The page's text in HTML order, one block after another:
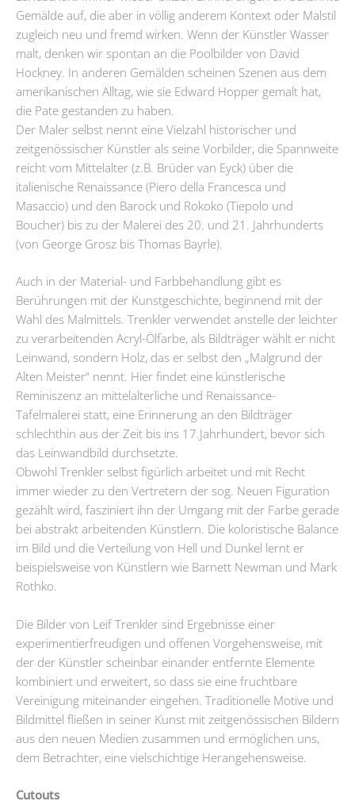
Gemälde auf, die aber in völlig anderem Kontext oder Malstil
zugleich neu und fremd wirken. Wenn der Künstler Wasser
malt, denken wir spontan an die Poolbilder von David
Hockney. In anderen Gemälden scheinen Szenen aus dem
amerikanischen Alltag, wie sie Edward Hopper gemalt hat,
die Pate gestanden zu haben.
Der Maler selbst nennt eine Vielzahl historischer und
zeitgenössischer Künstler als seine Vorbilder, die Spannweite
reicht vom Mittelalter (z.B. Brüder van Eyck) über die
italienische Renaissance (Piero della Francesca und
Masaccio) und den Barock und Rokoko (Tiepolo und
Boucher) bis zu der Malerei des 20. und 21. Jahrhunderts
(von George Grosz bis Thomas Bayrle).
Auch in der Material- und Farbbehandlung gibt es
Berührungen mit der Kunstgeschichte, beginnend mit der
Wahl des Malmittels. Trenkler verwendet anstelle der leichter
zu verarbeitenden Acryl-Ölfarbe, als Bildträger wählt er nicht
Leinwand, sondern Holz, das er selbst den „Malgrund der
Alten Meister“ nennt. Hier findet eine künstlerische
Reminiszenz an mittelalterliche und Renaissance-
Tafelmalerei statt, eine Erinnerung an den Bildträger
schlechthin aus der Zeit bis ins 17.Jahrhundert, bevor sich
das Leinwandbild durchsetzte.
Obwohl Trenkler selbst figürlich arbeitet und mit Recht
immer wieder zu den Vertretern der sog. Neuen Figuration
gezählt wird, fasziniert ihn der Umgang mit der Farbe gerade
bei abstrakt arbeitenden Künstlern. Die koloristische Balance
im Bild und die Verteilung von Hell und Dunkel lernt er
beispielsweise von Künstlern wie Barnett Newman und Mark
Rothko.
Die Bilder von Leif Trenkler sind Ergebnisse einer
experimentierfreudigen und offenen Vorgehensweise, mit
der der Künstler scheinbar einander entfernte Elemente
kombiniert und erweitert, so dass sie eine fruchtbare
Vereinigung miteinander eingehen. Traditionelle Motive und
Bildmittel fließen in seiner Kunst mit zeitgenössischen Bildern
aus den neuen Medien zusammen und ermöglichen uns,
dem Betrachter, eine vielschichtige Herangehensweise.
Cutouts